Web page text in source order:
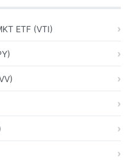
ETF (VTI)